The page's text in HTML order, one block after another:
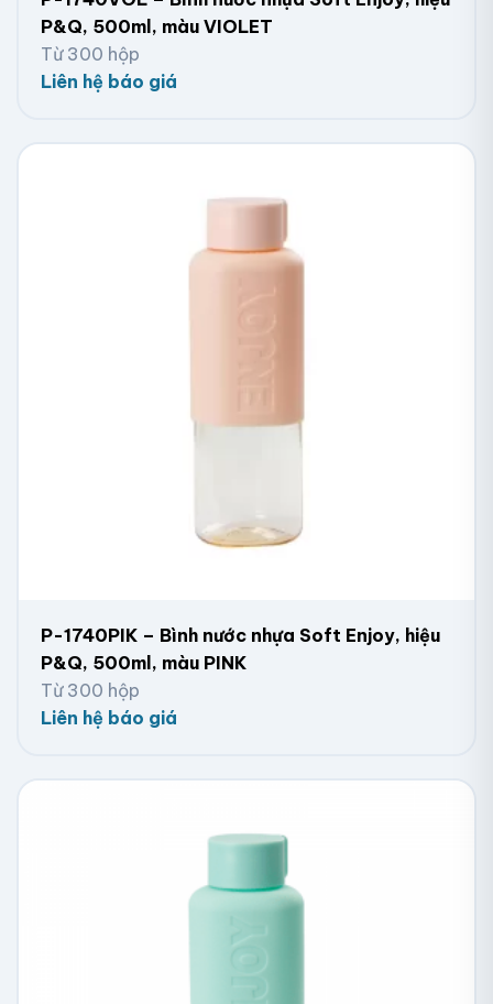
P&Q, 500ml, màu VIOLET
Từ 300 hộp
Liên hệ báo giá
P-1740PIK – Bình nước nhựa Soft Enjoy, hiệu
P&Q, 500ml, màu PINK
Từ 300 hộp
Liên hệ báo giá